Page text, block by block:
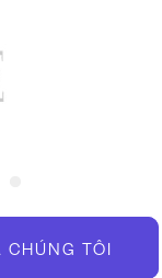
TÔI